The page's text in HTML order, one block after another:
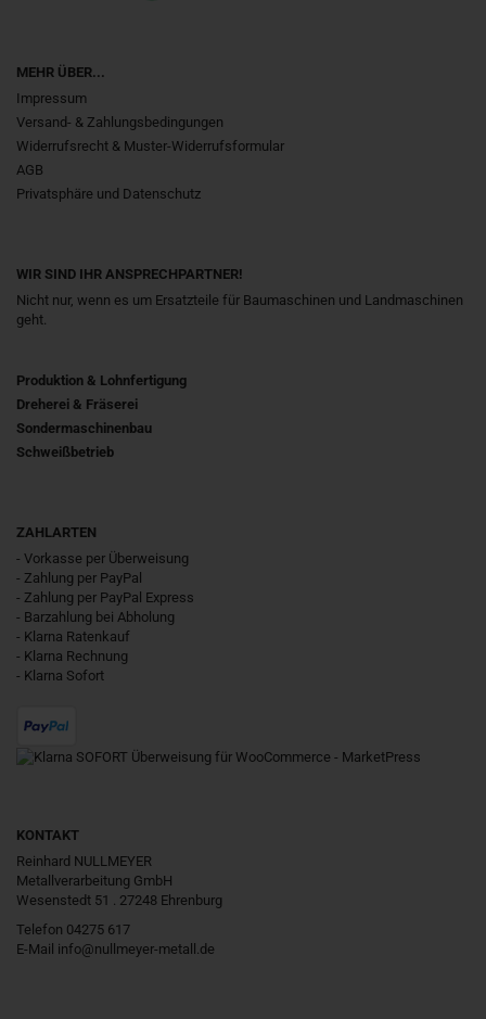
MEHR ÜBER...
Impressum
Versand- & Zahlungsbedingungen
Widerrufsrecht & Muster-Widerrufsformular
AGB
Privatsphäre und Datenschutz
WIR SIND IHR ANSPRECHPARTNER!
Nicht nur, wenn es um Ersatzteile für Baumaschinen und Landmaschinen
geht.
Produktion & Lohnfertigung
Dreherei & Fräserei
Sondermaschinenbau
Schweißbetrieb
ZAHLARTEN
- Vorkasse per Überweisung
- Zahlung per PayPal
- Zahlung per PayPal Express
- Barzahlung bei Abholung
- Klarna Ratenkauf
- Klarna Rechnung
- Klarna Sofort
KONTAKT
Reinhard NULLMEYER
Metallverarbeitung GmbH
Wesenstedt 51 . 27248 Ehrenburg
Telefon 04275 617
E-Mail info@nullmeyer-metall.de